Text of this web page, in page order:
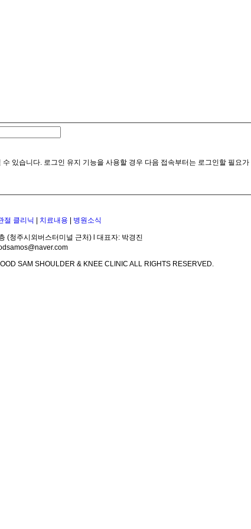
있습니다. 로그인 유지 기능을 사용할 경우 다음 접속부터는 로그인할 필요
절 클리닉 치료내용 병원소식
(청주시외버스터미널 근처) l 대표자: 박경진
SAM SHOULDER & KNEE CLINIC ALL RIGHTS RESERVED.